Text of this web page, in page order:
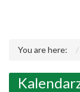
You are here: